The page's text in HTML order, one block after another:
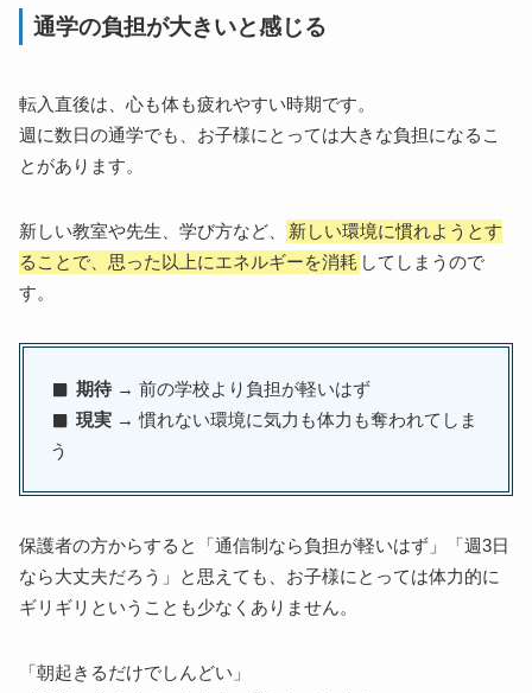
通学の負担が大きいと感じる
転入直後は、心も体も疲れやすい時期です。
週に数日の通学でも、お子様にとっては大きな負担になるこ
とがあります。
新しい教室や先生、学び方など、
新しい環境に慣れようとす
ることで、思った以上にエネルギーを消耗 してしまうので
す。
期待→ 前の学校より負担が軽いはず
現実→ 慣れない環境に気力も体力も奪われてしま
う
保護者の方からすると「通信制なら負担が軽いはず」「週3日
なら大丈夫だろう」と思えても、お子様にとっては体力的に
ギリギリということも少なくありません。
「朝起きるだけでしんどい」